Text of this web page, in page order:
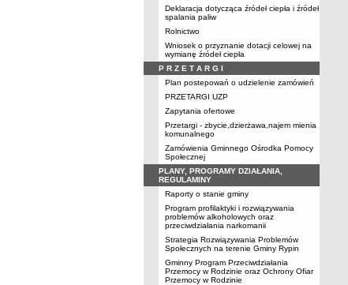
Deklaracja dotycząca źródeł ciepła i źródeł
spalania paliw
Rolnictwo
Wniosek o przyznanie dotacji celowej na
wymianę źródeł ciepła
P R Z E T A R G I
Plan postepowań o udzielenie zamówień
PRZETARGI UZP
Zapytania ofertowe
Przetargi - zbycie,dzierżawa,najem mienia
komunalnego
Zamówienia Gminnego Ośrodka Pomocy
Społecznej
PLANY, PROGRAMY DZIAŁANIA,
REGULAMINY
Raporty o stanie gminy
Program profilaktyki i rozwiązywania
problemów alkoholowych oraz
przeciwdziałania narkomanii
Strategia Rozwiązywania Problemów
Społecznych na terenie Gminy Rypin
Gminny Program Przeciwdziałania
Przemocy w Rodzinie oraz Ochrony Ofiar
Przemocy w Rodzinie